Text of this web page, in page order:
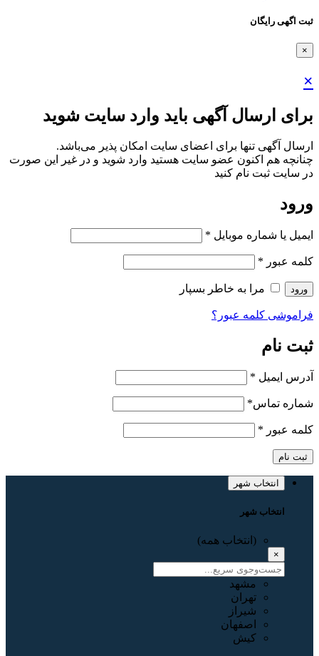
ثبت اگهی رایگان
×
×
برای ارسال آگهی باید وارد سایت شوید
ارسال آگهی تنها برای اعضای سایت امکان پذیر می‌باشد.
چنانچه هم‌ اکنون عضو سایت هستید وارد شوید و در غیر این صورت
در سایت ثبت نام کنید
ورود
ایمیل یا شماره موبایل *
کلمه عبور *
ورود مرا به خاطر بسپار
فراموشی کلمه عبور؟
ثبت نام
آدرس ایمیل *
شماره تماس*
کلمه عبور *
ثبت نام
انتخاب شهر
انتخاب شهر
(انتخاب همه)
×
مشهد
تهران
شیراز
اصفهان
کیش